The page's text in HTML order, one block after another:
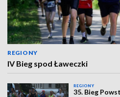
REGIONY
IV Bieg spod Ławeczki
REGIONY
35. Bieg